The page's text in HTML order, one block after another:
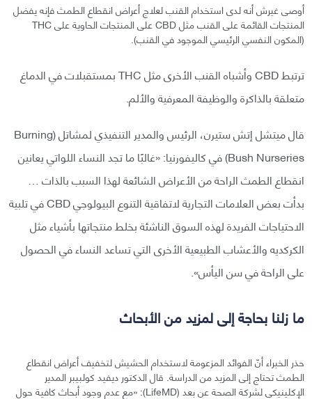
أوصى غيرش أنه لدى استخدام القنب لعلاج أعراض انقطاع الطمث فإنه يفضل
المنتجات القائمة على القنب مثل CBD على المنتجات الحاوية على THC
(المكون النفسي الرئيسي الموجود في القنب).
ترتبط CBD وأشباه القنب الأخرى مثل THC بمستقبلات في الدماغ
متعلقة بالذاكرة والوظيفة المعرفية والألم.
قال ميتشل إتش ستيرن، الرئيس والمدير التنفيذي لمشاتل (Burning
Bush Nurseries) في كاليفورنيا: «غالبًا ما تجد النساء اللواتي يعانين
انقطاع الطمث الراحة من الأعراض الشائعة لهذا السبب بالذات …
بدأت بعض العلامات التجارية لاتفاقية التنوع البيولوجي CBD في تلبية
الاحتياجات الفريدة لهذه السوق الناشئة بخلط منتجاتها بأشياء مثل
الكركديه والأعشاب الطبيعية الأخرى التي تساعد النساء في الحصول
على الراحة في سن اليأس».
ما زلنا بحاجة إلى لمزيد من الأبحاث
حذر الخبراء أنّ الفوائد المزعومة لاستخدام الحشيش لتخفيف أعراض انقطاع
الطمث تحتاج إلى المزيد من الدراسة. قال الدكتور ديفيد كولبيبر المدير
الإكلينيكي لشركة الصحة عن بعد (LifeMD): «مع عدم وجود أبحاث كافية حول